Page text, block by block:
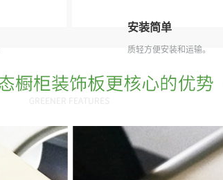
安装简单
质轻方便安装和运输。